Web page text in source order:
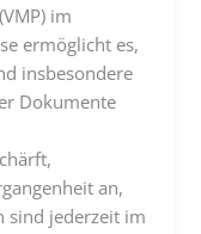
im
ermöglicht es,
insbesondere
Dokumente
an,
sind jederzeit im